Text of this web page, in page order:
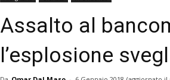
Assalto al
l’esplosione